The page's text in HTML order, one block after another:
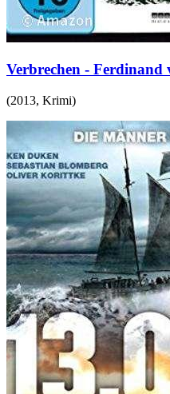
Verbrechen - Ferdinand
(2013, Krimi)